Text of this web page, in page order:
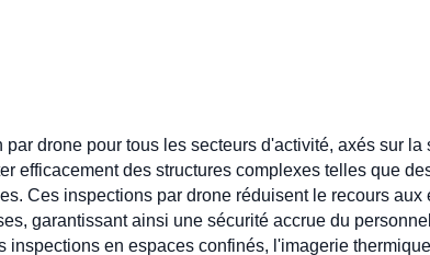
drone pour tous les secteurs d'activité, axés sur
efficacement des structures complexes telles que
Ces inspections par drone réduisent le recours aux
garantissant ainsi une sécurité accrue du
en espaces confinés, l'imagerie